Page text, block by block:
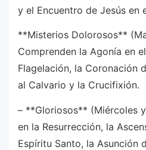
y el Encuentro de Jesús en
**Misterios Dolorosos**
Comprenden la Agonía en
Flagelación, la Coronación
al Calvario y la Crucifixión.
– **Gloriosos** (Miércoles
en la Resurrección, la
Espíritu Santo, la Asunción